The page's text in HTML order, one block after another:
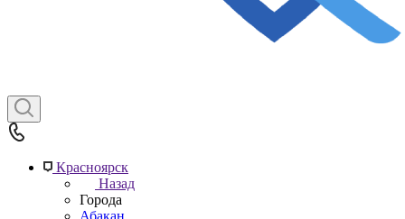
Красноярск
Назад
Города
Абакан